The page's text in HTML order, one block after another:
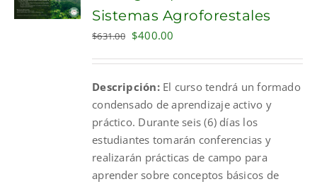
CART
Sistemas Agroforestales
$631.00 Original
$631.00.
$400.00
$400.00.
Descripción:El curso tendrá un formado
condensado de aprendizaje activo y
práctico. Durante seis (6) días los
estudiantes tomarán conferencias y
realizarán prácticas de campo para
aprender sobre conceptos básicos de